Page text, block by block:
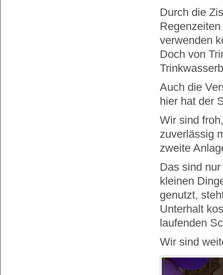
Durch die
verwenden
Doch von
Auch die
hier hat der
Wir sind
zuverlässig
zweite
Das sind
kleinen
genutzt,
Unterhalt
laufenden
Wir sind